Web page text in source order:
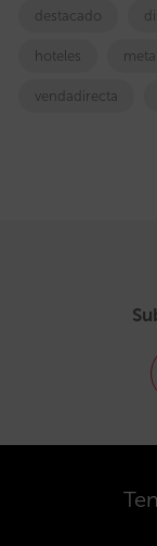
destacado
hoteles
vendadirecta